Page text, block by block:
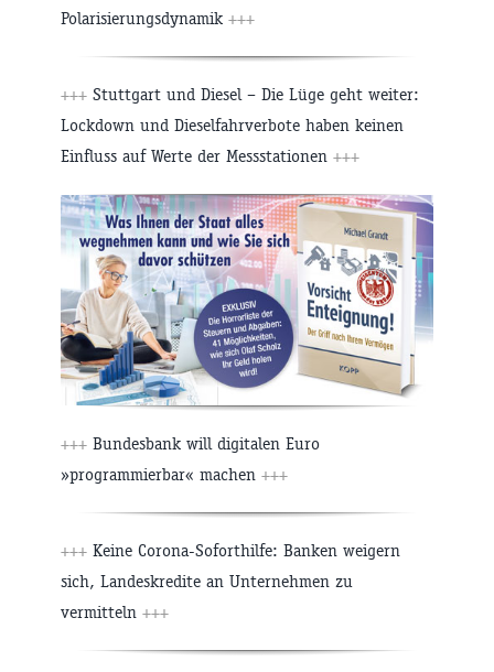
Polarisierungsdynamik +++
+++ Stuttgart und Diesel – Die Lüge geht weiter:
Lockdown und Dieselfahrverbote haben keinen
Einfluss auf Werte der Messstationen +++
+++ Bundesbank will digitalen Euro
»programmierbar« machen +++
+++ Keine Corona-Soforthilfe: Banken weigern
sich, Landeskredite an Unternehmen zu
vermitteln +++